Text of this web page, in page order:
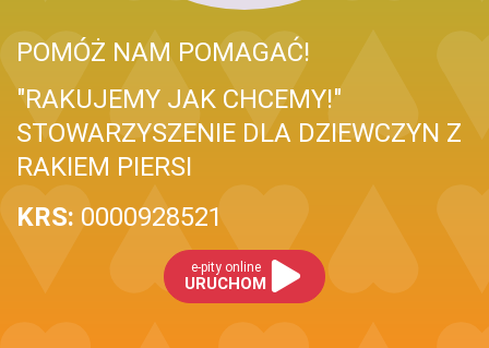
POMÓŻ NAM POMAGAĆ!
"RAKUJEMY JAK CHCEMY!"
STOWARZYSZENIE DLA DZIEWCZYN Z
RAKIEM PIERSI
KRS: 0000928521
e-pity online
URUCHOM